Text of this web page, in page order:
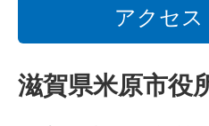
アクセス
滋賀県米原市役